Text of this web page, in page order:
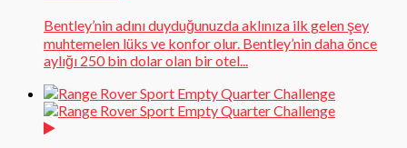
Bentley’nin adını duyduğunuzda aklınıza ilk gelen şey
muhtemelen lüks ve konfor olur. Bentley’nin daha önce
aylığı 250 bin dolar olan bir otel...